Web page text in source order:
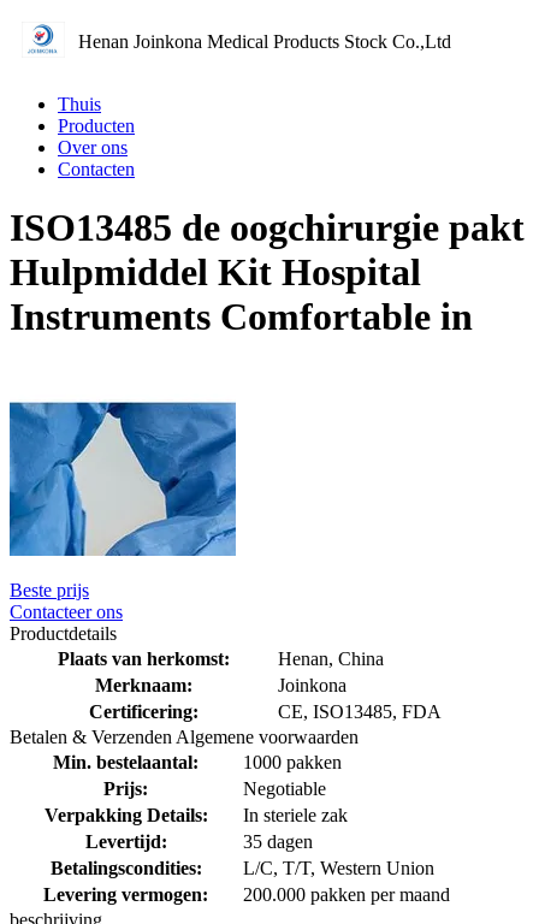
Henan Joinkona Medical Products Stock Co.,Ltd
Thuis
Producten
Over ons
Contacten
ISO13485 de oogchirurgie pakt
Hulpmiddel Kit Hospital
Instruments Comfortable in
Beste prijs
Contacteer ons
Productdetails
Plaats van herkomst:
Henan, China
Merknaam:
Joinkona
Certificering:
CE, ISO13485, FDA
Betalen & Verzenden Algemene voorwaarden
Min. bestelaantal:
1000 pakken
Prijs:
Negotiable
Verpakking Details:
In steriele zak
Levertijd:
35 dagen
Betalingscondities:
L/C, T/T, Western Union
Levering vermogen:
200.000 pakken per maand
beschrijving